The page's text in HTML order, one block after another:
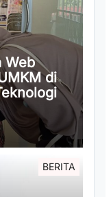
Web
di
BERITA